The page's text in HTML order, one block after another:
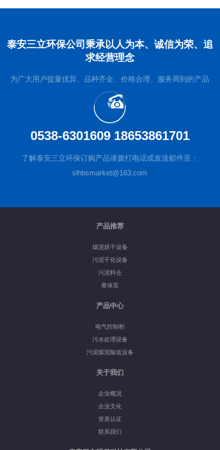
泰安三立环保公司秉承以人为本、诚信为荣、追
求经营理念
为广大用户提量优异、品种齐全、价格合理、服务周到的产品
0538-6301609 18653861701
了解泰安三立环保订购产品请拨打电话或发送邮件至：
slhbsmarket@163.com
产品推荐
煤泥烘干设备
污泥干化设备
污泥料仓
膏体泵
产品中心
电气控制柜
污水处理设备
污泥煤泥输送设备
关于我们
企业概况
企业文化
资质认证
联系我们